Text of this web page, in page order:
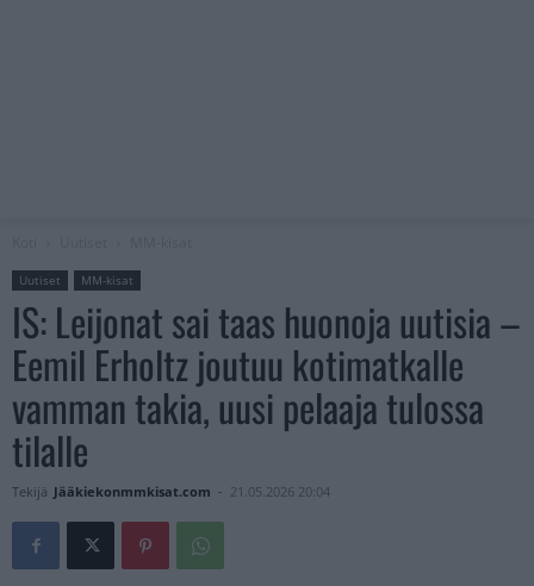
Uutiset MM-kisat
IS: Leijonat sai taas huonoja uutisia –
Eemil Erholtz joutuu kotimatkalle
vamman takia, uusi pelaaja tulossa
tilalle
Tekijä Jääkiekonmmkisat.com - 21.05.2026 20:04